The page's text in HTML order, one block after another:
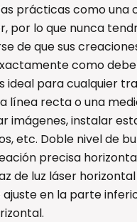
prácticas como una
por lo que nunca
de que sus
como
ideal para cualquier
línea recta o una
imágenes, instalar
etc. Doble nivel de
precisa
de luz láser
en la parte